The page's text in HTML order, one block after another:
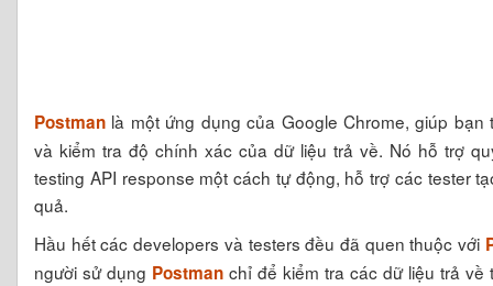
Postman là một ứng dụng của Google Chrome, giúp bạn
và kiểm tra độ chính xác của dữ liệu trả về. Nó hỗ trợ
testing API response một cách tự động, hỗ trợ các tester
quả.
Hầu hết các developers và testers đều đã quen thuộc với
người sử dụng Postman chỉ để kiểm tra các dữ liệu trả